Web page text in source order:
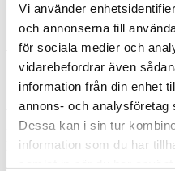
Vi använder
och annonserna till
för sociala medier och
vidarebefordrar även
information från din enhet
annons- och analysföretag
Dessa kan i sin tur
information som du har
Behandlingar
Hårmineralanalys
Frans- och brynfärgning
Klassisk massage
Ansiktsbehandling
Aromamassage
Zonterapi
Healing